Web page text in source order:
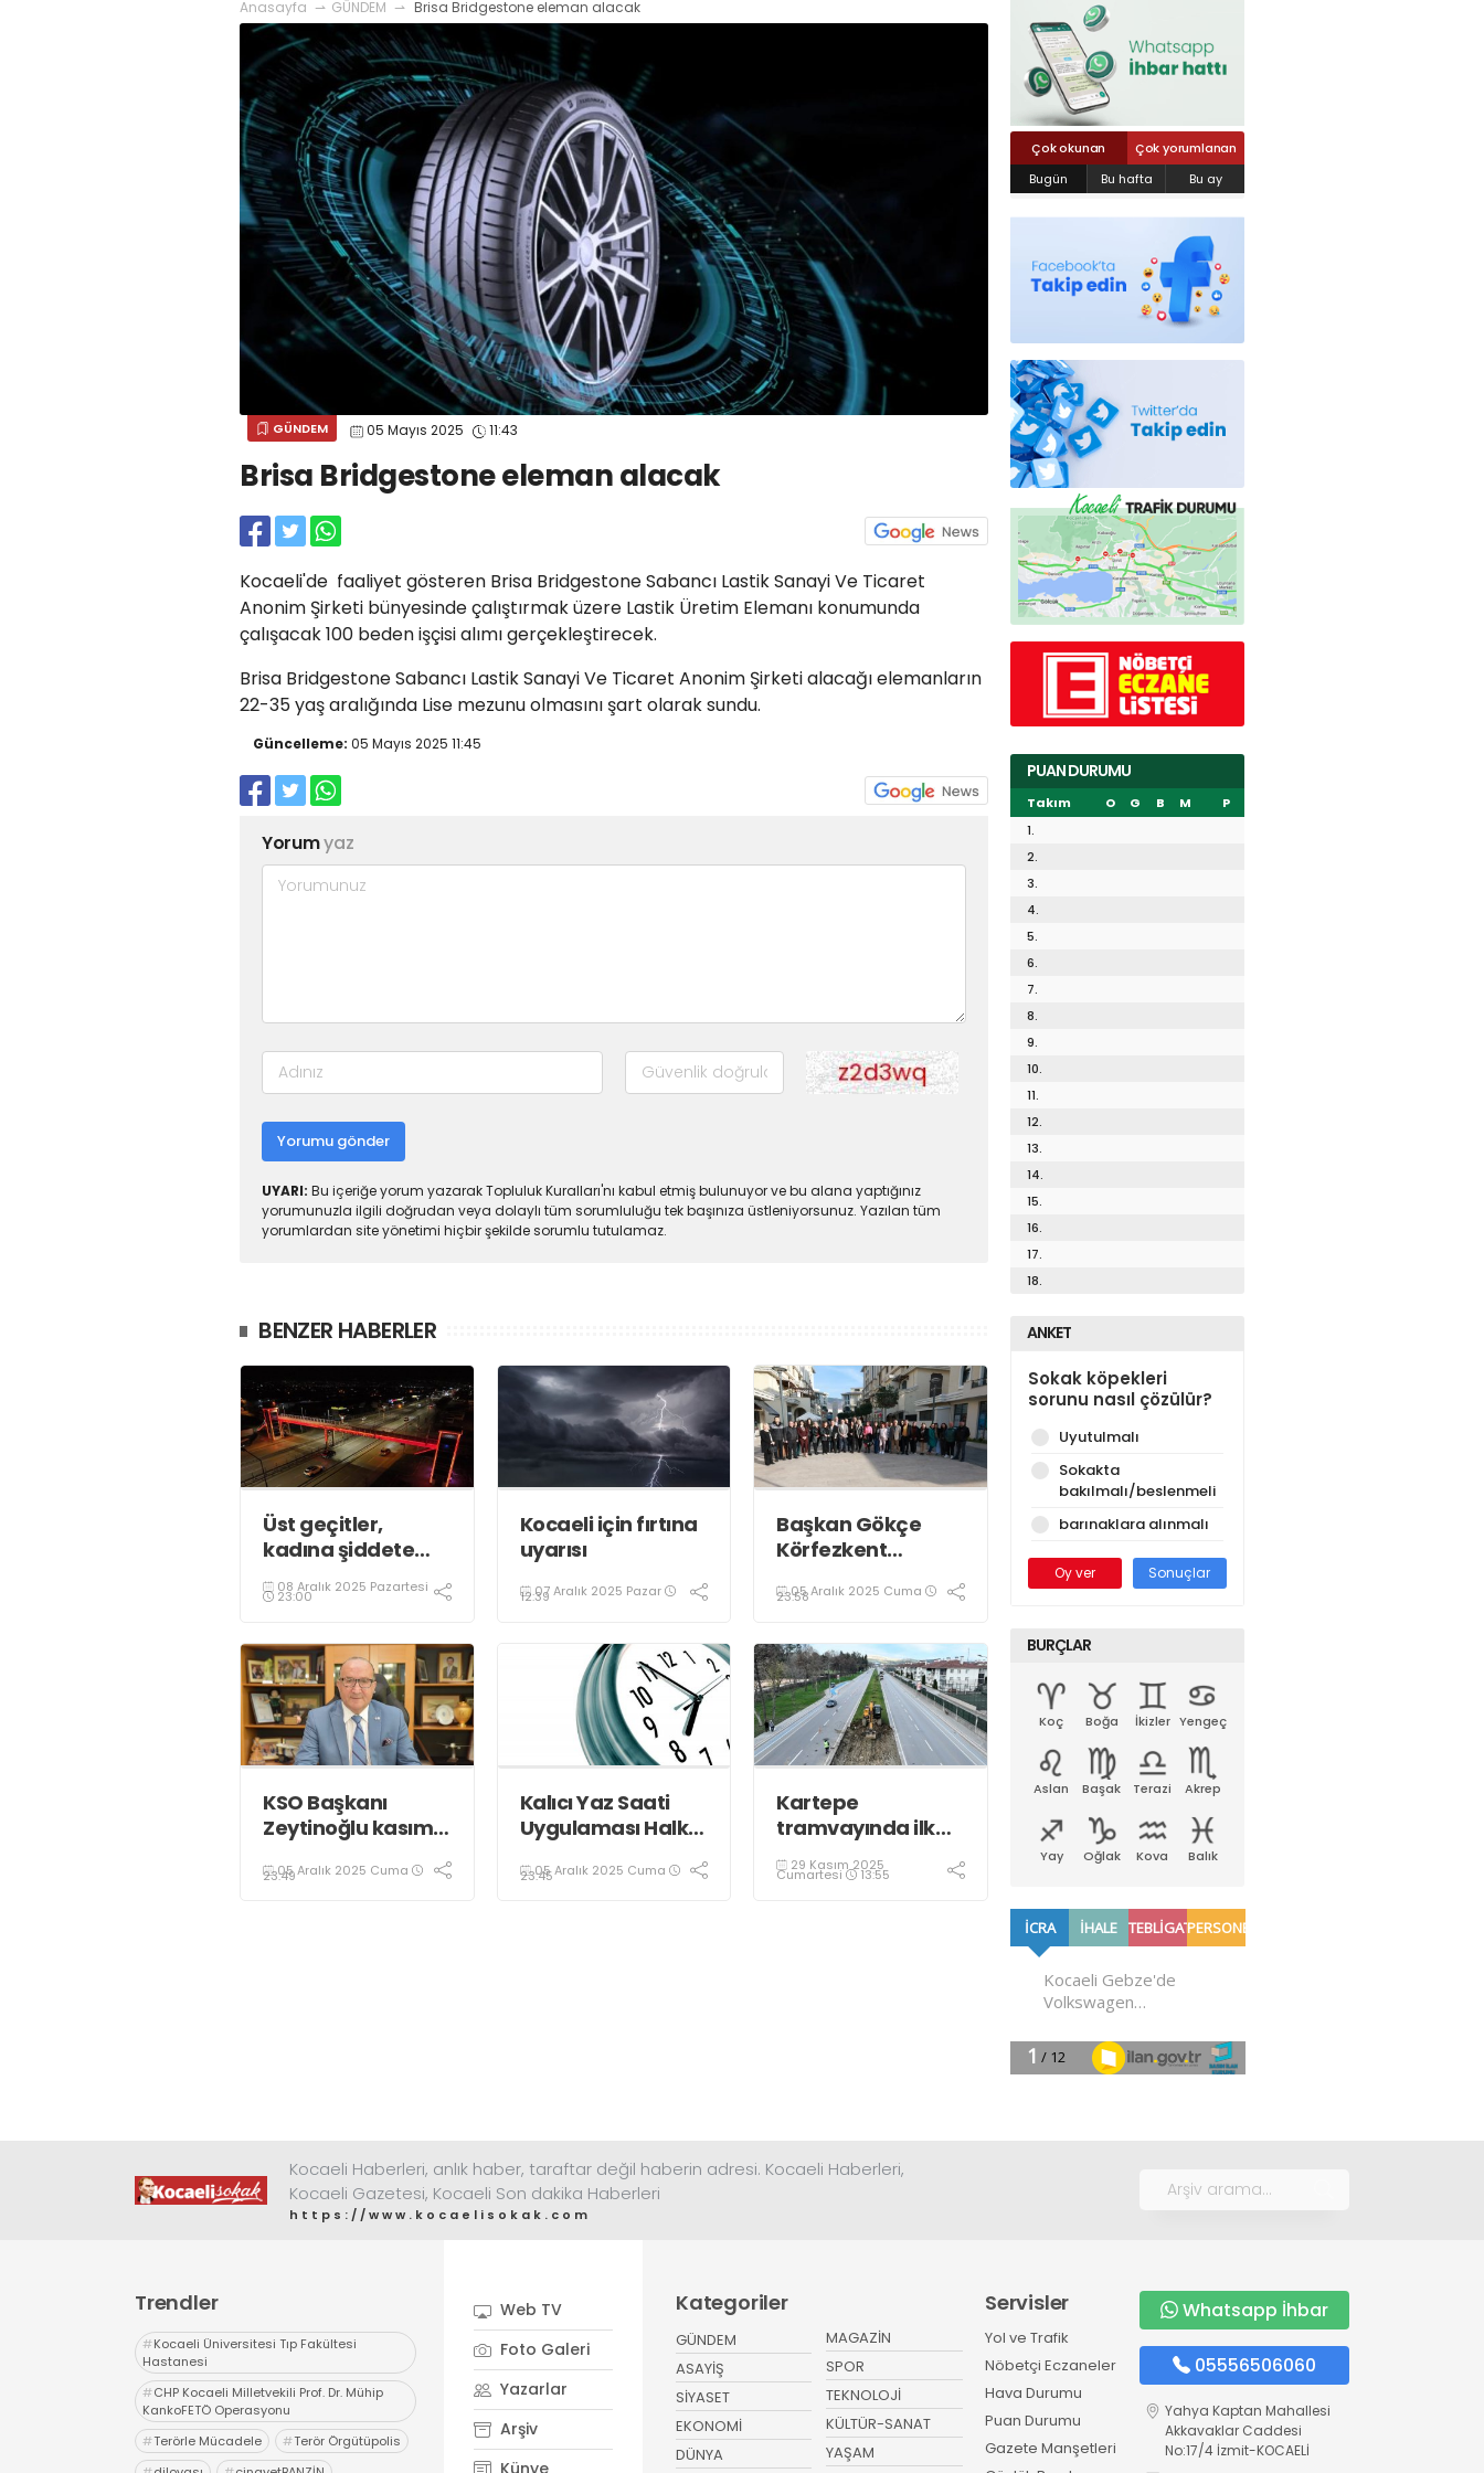
Anasayfa GÜNDEM Brisa Bridgestone eleman alacak
GÜNDEM 05 Mayıs 2025 11:43
Brisa Bridgestone eleman alacak
Kocaeli'de faaliyet gösteren Brisa Bridgestone Sabancı Lastik Sanayi Ve Ticaret
Anonim Şirketi bünyesinde çalıştırmak üzere Lastik Üretim Elemanı konumunda
çalışacak 100 beden işçisi alımı gerçekleştirecek.
Brisa Bridgestone Sabancı Lastik Sanayi Ve Ticaret Anonim Şirketi alacağı elemanların
22-35 yaş aralığında Lise mezunu olmasını şart olarak sundu.
Güncelleme: 05 Mayıs 2025 11:45
Yorumyaz
Yorumu gönder
UYARI: Bu içeriğe yorum yazarak Topluluk Kuralları'nı kabul etmiş bulunuyor ve bu alana yaptığınız
yorumunuzla ilgili doğrudan veya dolaylı tüm sorumluluğu tek başınıza üstleniyorsunuz. Yazılan tüm
yorumlardan site yönetimi hiçbir şekilde sorumlu tutulamaz.
BENZER HABERLER
Üst geçitler,
kadına şiddete
karşı “turuncu”
renkle aydınlatıldı;
08 Aralık 2025 Pazartesi
23:00
Kocaeli için fırtına
uyarısı
07 Aralık 2025 Pazar
12:39
Başkan Gökçe
Körfezkent
Oldu
05 Aralık 2025 Cuma
23:58
KSO Başkanı
Zeytinoğlu kasım
verilerini
05 Aralık 2025 Cuma
23:49
Kalıcı Yaz Saati
Uygulaması Halkın
Ediyor!
05 Aralık 2025 Cuma
23:45
Kartepe
tramvayında ilk
kepçe vuruldu
29 Kasım 2025
Cumartesi 13:55
Çok okunan
Çok yorumlanan
Bugün
Bu hafta Bu ay
PUAN DURUMU
Takım O G B M
P
1.
2.
3.
4.
5.
6.
7.
8.
9.
10.
11.
12.
13.
14.
15.
16.
17.
18.
ANKET
Sokak köpekleri
sorunu nasıl çözülür?
Uyutulmalı
Sokakta
bakılmalı/beslenmeli
barınaklara alınmalı
Oy ver Sonuçlar
BURÇLAR
Koç Boğa İkizler Yengeç
Aslan Başak Terazi Akrep
Yay Oğlak Kova Balık
Kocaeli Haberleri, anlık haber, taraftar değil haberin adresi. Kocaeli Haberleri,
Kocaeli Gazetesi, Kocaeli Son dakika Haberleri
https://www.kocaelisokak.com
Trendler
#Kocaeli Üniversitesi Tıp Fakültesi
Hastanesi
#CHP Kocaeli Milletvekili Prof. Dr. Mühip
KankoFETÖ Operasyonu
#Terörle Mücadele #Terör Örgütüpolis
Web TV
Foto Galeri
Yazarlar
Arşiv
Künye
Kategoriler
GÜNDEM
ASAYİŞ
SİYASET
EKONOMİ
DÜNYA
MAGAZİN
SPOR
TEKNOLOJİ
KÜLTÜR-SANAT
YAŞAM
Servisler
Yol ve Trafik
Nöbetçi Eczaneler
Hava Durumu
Puan Durumu
Gazete Manşetleri
Whatsapp İhbar
05556506060
Yahya Kaptan Mahallesi
Akkavaklar Caddesi
No:17/4 İzmit-KOCAELİ
Yahya Kaptan Mahallesi Akkavaklar
Caddesi No:17/4 İzmit-KOCAELİ